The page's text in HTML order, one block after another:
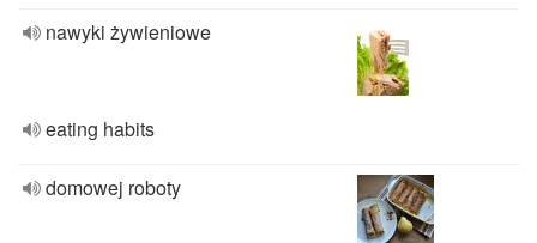
nawyki żywieniowe
eating habits
domowej roboty